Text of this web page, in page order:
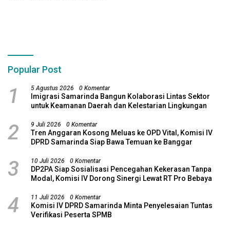
Popular Post
1 5 Agustus 2026 0 Komentar
Imigrasi Samarinda Bangun Kolaborasi Lintas Sektor
untuk Keamanan Daerah dan Kelestarian Lingkungan
2 9 Juli 2026 0 Komentar
Tren Anggaran Kosong Meluas ke OPD Vital, Komisi IV
DPRD Samarinda Siap Bawa Temuan ke Banggar
3 10 Juli 2026 0 Komentar
DP2PA Siap Sosialisasi Pencegahan Kekerasan Tanpa
Modal, Komisi IV Dorong Sinergi Lewat RT Pro Bebaya
4 11 Juli 2026 0 Komentar
Komisi IV DPRD Samarinda Minta Penyelesaian Tuntas
Verifikasi Peserta SPMB